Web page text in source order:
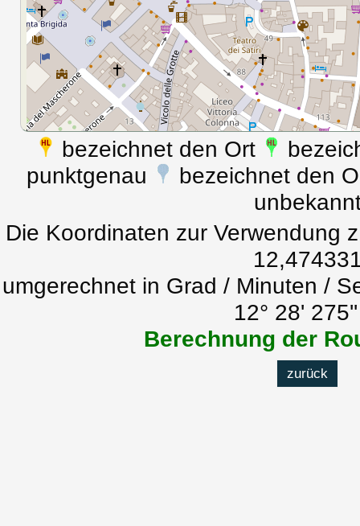
bezeichnet den Ort
punktgenau
bezeichnet den
Die Koordinaten zur Verwendung
umgerechnet in Grad / Minuten /
12° 28'
Berechnung der